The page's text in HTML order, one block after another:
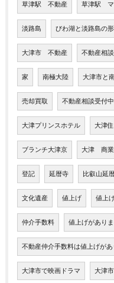
草津駅 不動産 草津駅 マ
淡路島 びわ湖と淡路島の
大津市 不動産 不動産相
家 南極大陸 大津市と
売却買取 不動産相談受付中
大津プリンスホテル 大津
ブランチ大津京 大津 商業
登記 延暦寺 比叡山延
文化遺産 値上げ 値上
仲介手数料 値上げがあり
不動産仲介手数料は値上げがあ
大津市で映画ドラマ 大津